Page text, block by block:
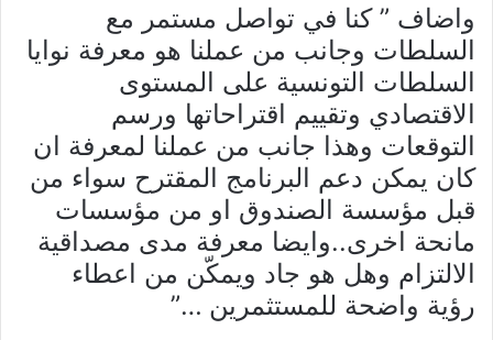
واضاف ” كنا في تواصل مستمر مع
السلطات وجانب من عملنا هو معرفة نوايا
السلطات التونسية على المستوى
الاقتصادي وتقييم اقتراحاتها ورسم
التوقعات وهذا جانب من عملنا لمعرفة ان
كان يمكن دعم البرنامج المقترح سواء من
قبل مؤسسة الصندوق او من مؤسسات
مانحة اخرى..وايضا معرفة مدى مصداقية
الالتزام وهل هو جاد ويمكّن من اعطاء
رؤية واضحة للمستثمرين …”